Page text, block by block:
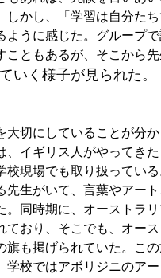
しかし、「学習は自分た
ように感じた。グループ
こともあるが、そこから
いく様子が見られた。
大切にしていることが分
、イギリス人がやってき
校現場でも取り扱ってい
先生がいて、言葉やアー
。同時期に、オーストラ
ており、そこでも、オー
旗も掲げられていた。こ
学校ではアボリジニのア